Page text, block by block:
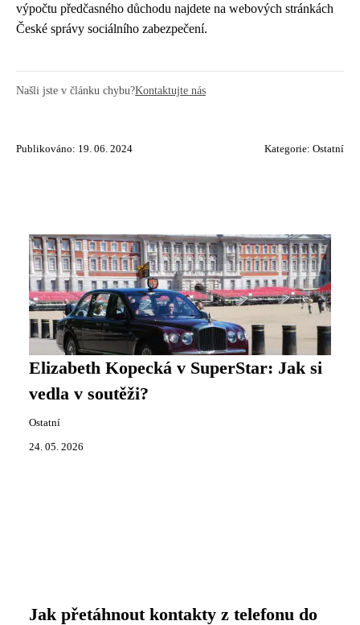
výpočtu předčasného důchodu najdete na webových stránkách
České správy sociálního zabezpečení.
Našli jste v článku chybu?Kontaktujte nás
Publikováno: 19. 06. 2024 Kategorie: Ostatní
Elizabeth Kopecká v SuperStar: Jak si
vedla v soutěži?
Ostatní
24. 05. 2026
Jak přetáhnout kontakty z telefonu do